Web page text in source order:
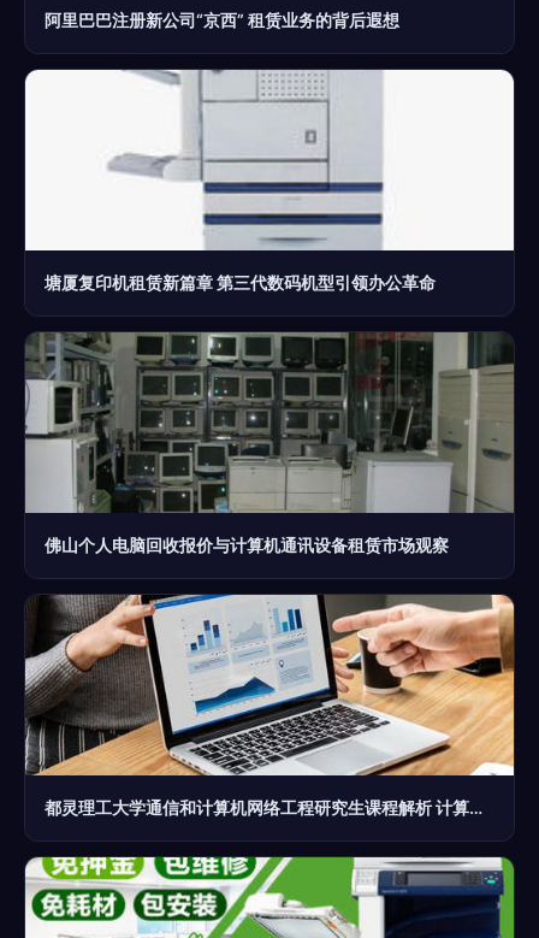
阿里巴巴注册新公司“京西” 租赁业务的背后遐想
塘厦复印机租赁新篇章 第三代数码机型引领办公革命
佛山个人电脑回收报价与计算机通讯设备租赁市场观察
都灵理工大学通信和计算机网络工程研究生课程解析 计算机通讯设备租赁的市场机遇